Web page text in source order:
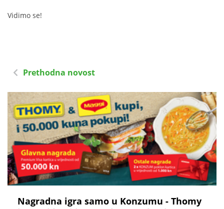
Vidimo se!
Prethodna novost
Nagradna igra samo u Konzumu - Thomy